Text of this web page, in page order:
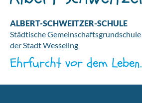
ALBERT-SCHWEITZER-SCHULE
Städtische Gemeinschaftsgrundschule
der Stadt Wesseling
Ehrfurcht vor dem Leben.